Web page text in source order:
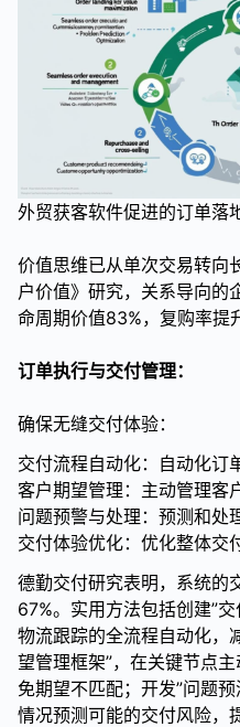
外贸获客软件促进的订单落
价值思维已从单次交易转向
户价值》研究，关系导向的
命周期价值83%，复购率提
订单执行与交付管理：
确保无缝交付体验：
交付流程自动化：自动化订
客户期望管理：主动管理客
问题预警与处理：预测和处
交付体验优化：优化整体交
德勤交付研究表明，系统的
67%。实用方法包括创建”
物流跟踪的全流程自动化，
望管理框架”，在关键节点
免期望不匹配；开发”问题
情况预测可能的交付风险，